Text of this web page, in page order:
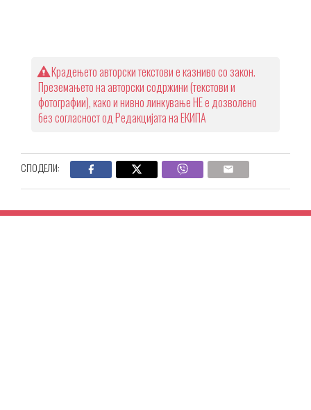
Крадењето авторски текстови е казниво со закон.
Преземањето на авторски содржини (текстови и
фотографии), како и нивно линкување НЕ е дозволено
без согласност од Редакцијата на ЕКИПА
СПОДЕЛИ: